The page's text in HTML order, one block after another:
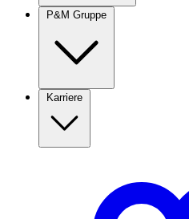
P&M Gruppe
Karriere